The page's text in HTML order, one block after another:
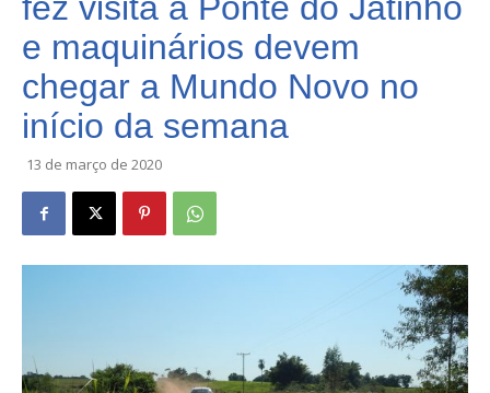
e maquinários devem
chegar a Mundo Novo no
início da semana
13 de março de 2020